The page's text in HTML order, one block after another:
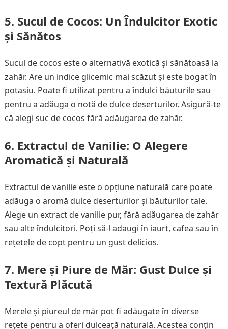
5. Sucul de Cocos: Un Îndulcitor Exotic
și Sănătos
Sucul de cocos este o alternativă exotică și sănătoasă la
zahăr. Are un indice glicemic mai scăzut și este bogat în
potasiu. Poate fi utilizat pentru a îndulci băuturile sau
pentru a adăuga o notă de dulce deserturilor. Asigură-te
că alegi suc de cocos fără adăugarea de zahăr.
6. Extractul de Vanilie: O Alegere
Aromatică și Naturală
Extractul de vanilie este o opțiune naturală care poate
adăuga o aromă dulce deserturilor și băuturilor tale.
Alege un extract de vanilie pur, fără adăugarea de zahăr
sau alte îndulcitori. Poți să-l adaugi în iaurt, cafea sau în
rețetele de copt pentru un gust delicios.
7. Mere și Piure de Măr: Gust Dulce și
Textură Plăcută
Merele și piureul de măr pot fi adăugate în diverse
rețete pentru a oferi dulceață naturală. Acestea conțin